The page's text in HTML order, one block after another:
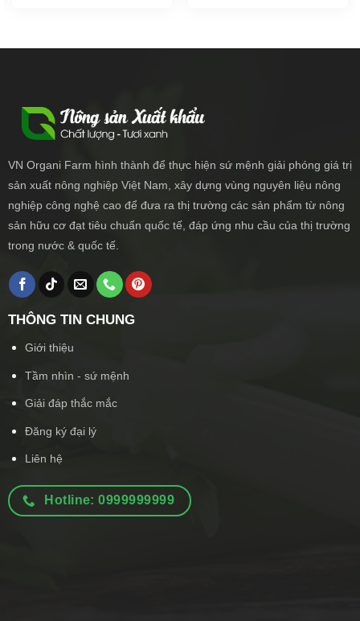
VN Organi Farm hình thành để thực hiện sứ mệnh giải phóng giá trị
sản xuất nông nghiệp Việt Nam, xây dựng vùng nguyên liệu nông
nghiệp công nghệ cao để đưa ra thị trường các sản phẩm từ nông
sản hữu cơ đạt tiêu chuẩn quốc tế, đáp ứng nhu cầu của thị trường
trong nước & quốc tế.
THÔNG TIN CHUNG
Giới thiệu
Tầm nhìn - sứ mệnh
Giải đáp thắc mắc
Đăng ký đại lý
Liên hệ
Hotline: 0999999999